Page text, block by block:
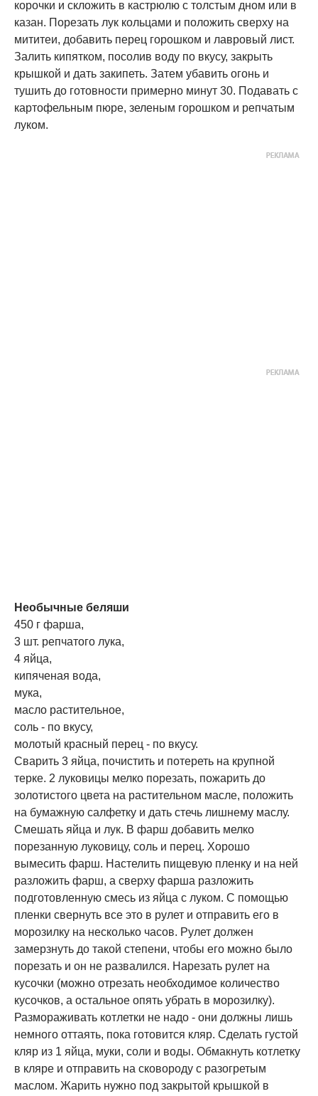
корочки и скложить в кастрюлю с толстым дном или в
казан. Порезать лук кольцами и положить сверху на
мититеи, добавить перец горошком и лавровый лист.
Залить кипятком, посолив воду по вкусу, закрыть
крышкой и дать закипеть. Затем убавить огонь и
тушить до готовности примерно минут 30. Подавать с
картофельным пюре, зеленым горошком и репчатым
луком.
Необычные беляши
450 г фарша,
3 шт. репчатого лука,
4 яйца,
кипяченая вода,
мука,
масло растительное,
соль - по вкусу,
молотый красный перец - по вкусу.
Сварить 3 яйца, почистить и потереть на крупной
терке. 2 луковицы мелко порезать, пожарить до
золотистого цвета на растительном масле, положить
на бумажную салфетку и дать стечь лишнему маслу.
Смешать яйца и лук. В фарш добавить мелко
порезанную луковицу, соль и перец. Хорошо
вымесить фарш. Настелить пищевую пленку и на ней
разложить фарш, а сверху фарша разложить
подготовленную смесь из яйца с луком. С помощью
пленки свернуть все это в рулет и отправить его в
морозилку на несколько часов. Рулет должен
замерзнуть до такой степени, чтобы его можно было
порезать и он не развалился. Нарезать рулет на
кусочки (можно отрезать необходимое количество
кусочков, а остальное опять убрать в морозилку).
Размораживать котлетки не надо - они должны лишь
немного оттаять, пока готовится кляр. Сделать густой
кляр из 1 яйца, муки, соли и воды. Обмакнуть котлетку
в кляре и отправить на сковороду с разогретым
маслом. Жарить нужно под закрытой крышкой в